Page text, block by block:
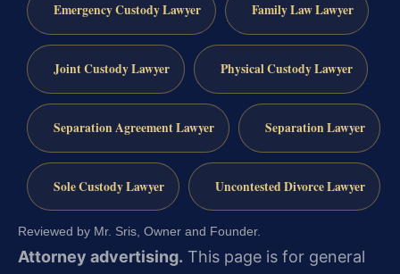
Emergency Custody Lawyer Family Law Lawyer
Joint Custody Lawyer Physical Custody Lawyer
Separation Agreement Lawyer Separation Lawyer
Sole Custody Lawyer Uncontested Divorce Lawyer
Reviewed by Mr. Sris, Owner and Founder.
Attorney advertising. This page is for general